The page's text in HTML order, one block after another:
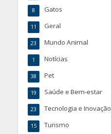
Gatos
8
Geral
11
Mundo Animal
23
Notícias
1
Pet
38
Saúde e Bem-estar
19
Tecnologia e Inovação
23
Turismo
15